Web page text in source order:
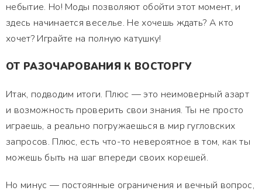
небытие. Но! Моды позволяют обойти этот момент, и
здесь начинается веселье. Не хочешь ждать? А кто
хочет? Играйте на полную катушку!
ОТ РАЗОЧАРОВАНИЯ К ВОСТОРГУ
Итак, подводим итоги. Плюс — это неимоверный азарт
и возможность проверить свои знания. Ты не просто
играешь, а реально погружаешься в мир гугловских
запросов. Плюс, есть что-то невероятное в том, как ты
можешь быть на шаг впереди своих корешей.
Но минус — постоянные ограничения и вечный вопрос,